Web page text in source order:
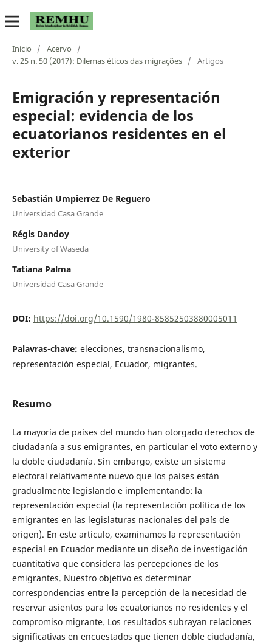
Início / Acervo
/
v. 25 n. 50 (2017): Dilemas éticos das migrações / Artigos
Emigración y representación
especial: evidencia de los
ecuatorianos residentes en el
exterior
Sebastián Umpierrez De Reguero
Universidad Casa Grande
Régis Dandoy
University of Waseda
Tatiana Palma
Universidad Casa Grande
DOI: https://doi.org/10.1590/1980-85852503880005011
Palavras-chave: elecciones, transnacionalismo,
representación especial, Ecuador, migrantes.
Resumo
La mayoría de países del mundo han otorgado derechos de
ciudadanía a sus emigrantes, en particular el voto externo y
la doble ciudadanía. Sin embargo, existe un sistema
electoral relativamente nuevo que los países están
gradualmente legislando e implementando: la
representación especial (la representación política de los
emigrantes en las legislaturas nacionales del país de
origen). En este artículo, examinamos la representación
especial en Ecuador mediante un diseño de investigación
cuantitativa que considera las percepciones de los
emigrantes. Nuestro objetivo es determinar
correspondencias entre la percepción de la necesidad de
reservar asientos para los ecuatorianos no residentes y el
compromiso migrante. Los resultados subrayan relaciones
significativas en encuestados que tienen doble ciudadanía,